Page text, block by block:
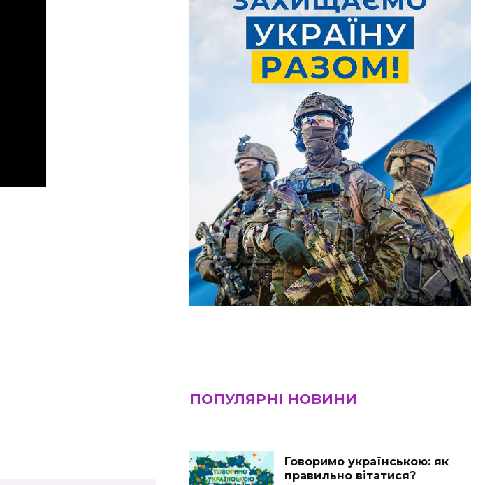
ПОПУЛЯРНІ НОВИНИ
Говоримо українською: як
правильно вітатися?